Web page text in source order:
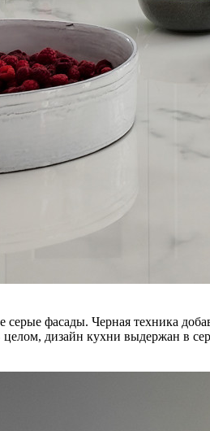
фасады. Черная техника
дизайн кухни выдержан в